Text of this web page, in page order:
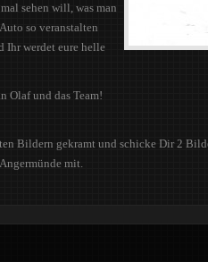
sehen will, was man
so veranstalten
Ihr werdet eure helle
Olaf und das Team!
Bildern gekramt und schicke Dir 2
mit.